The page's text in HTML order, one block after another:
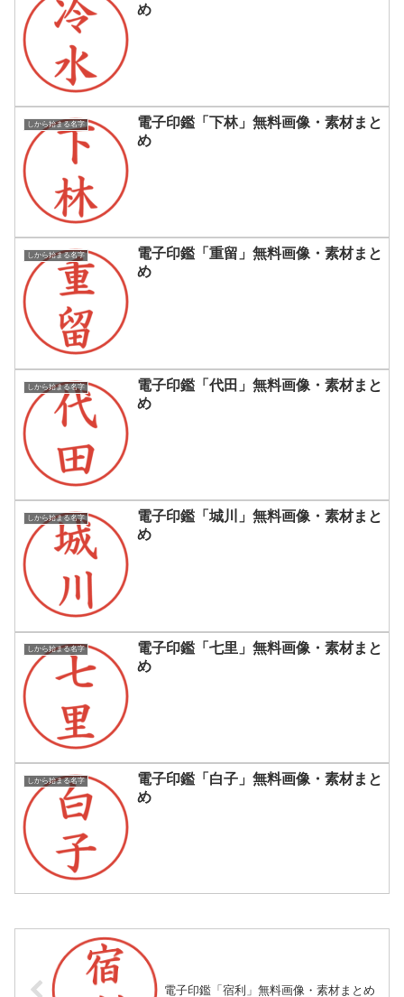
め
しから始まる名字
電子印鑑「下林」無料画像・素材まと
め
しから始まる名字
電子印鑑「重留」無料画像・素材まと
め
しから始まる名字
電子印鑑「代田」無料画像・素材まと
め
しから始まる名字
電子印鑑「城川」無料画像・素材まと
め
しから始まる名字
電子印鑑「七里」無料画像・素材まと
め
しから始まる名字
電子印鑑「白子」無料画像・素材まと
め
電子印鑑「宿利」無料画像・素材まとめ